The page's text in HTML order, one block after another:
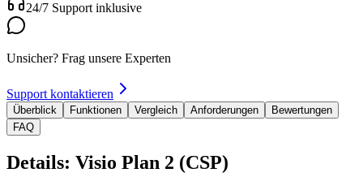
24/7 Support inklusive
Unsicher? Frag unsere Experten
Support kontaktieren
Überblick Funktionen Vergleich Anforderungen
Bewertungen
FAQ
Details: Visio Plan 2 (CSP)